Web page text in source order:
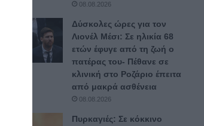
08.08.2026
Δύσκολες ώρες για τον
Λιονέλ Μέσι: Σε ηλικία 68
ετών έφυγε από τη ζωή ο
πατέρας του- Πέθανε σε
κλινική στο Ροζάριο έπειτα
από μακρά ασθένεια
08.08.2026
Πυρκαγιές: Σε κόκκινο